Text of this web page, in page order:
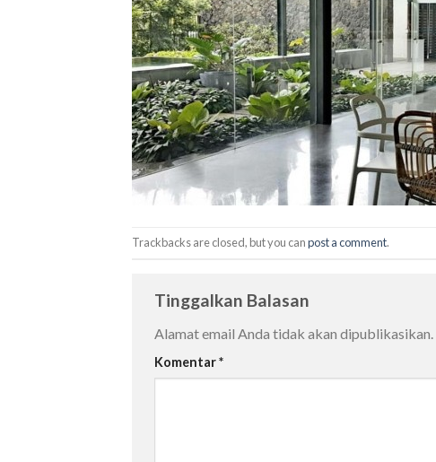
Trackbacks are closed, but you canpost a comment.
Tinggalkan Balasan
Alamat email Anda tidak akan dipublikasikan.
Komentar*